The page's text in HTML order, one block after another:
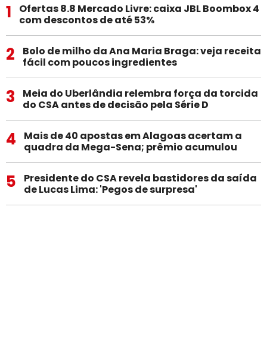
1
Ofertas 8.8 Mercado Livre: caixa JBL Boombox 4
com descontos de até 53%
2
Bolo de milho da Ana Maria Braga: veja receita
fácil com poucos ingredientes
3
Meia do Uberlândia relembra força da torcida
do CSA antes de decisão pela Série D
4
Mais de 40 apostas em Alagoas acertam a
quadra da Mega-Sena; prêmio acumulou
5
Presidente do CSA revela bastidores da saída
de Lucas Lima: 'Pegos de surpresa'